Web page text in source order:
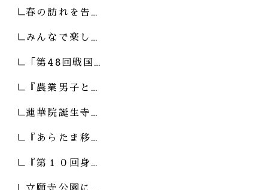
春の訪れを告…
みんなで楽し…
「第48回戦国…
『農業男子と…
蓮華院誕生寺…
『あらたま移…
『第１０回身…
立願寺公園に…